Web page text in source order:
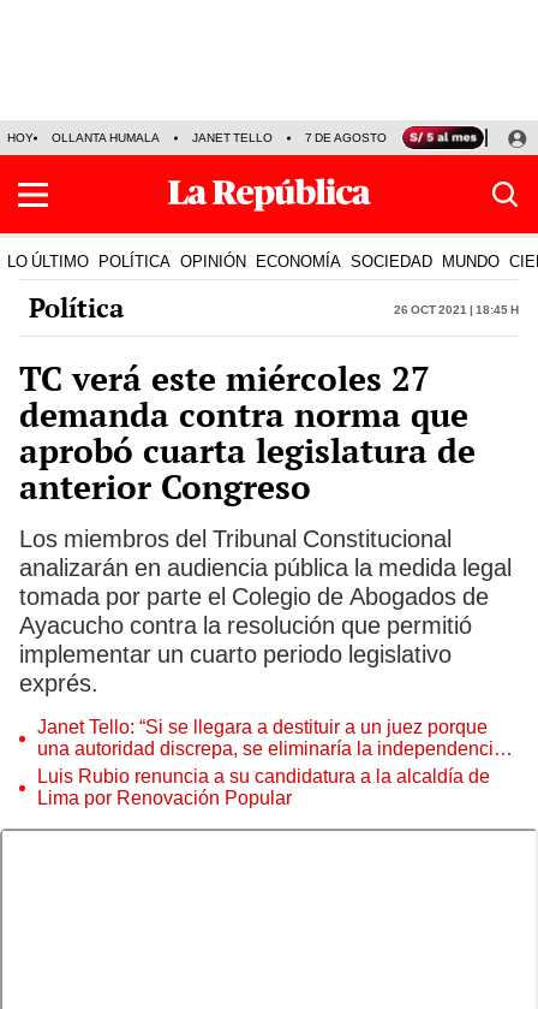
HOY OLLANTA HUMALA JANET TELLO 7 DE AGOSTO TINKA RESULTADOS
LO ÚLTIMO POLÍTICA OPINIÓN ECONOMÍA SOCIEDAD MUNDO
Política 26 Oct 2021 | 18:45 h
TC verá este miércoles 27
demanda contra norma que
aprobó cuarta legislatura de
anterior Congreso
Los miembros del Tribunal Constitucional
analizarán en audiencia pública la medida legal
tomada por parte el Colegio de Abogados de
Ayacucho contra la resolución que permitió
implementar un cuarto periodo legislativo
exprés.
Janet Tello: “Si se llegara a destituir a un juez porque
una autoridad discrepa, se eliminaría la independencia
judicial”
Luis Rubio renuncia a su candidatura a la alcaldía de
Lima por Renovación Popular